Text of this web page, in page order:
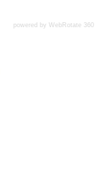
powered by WebRotate 360